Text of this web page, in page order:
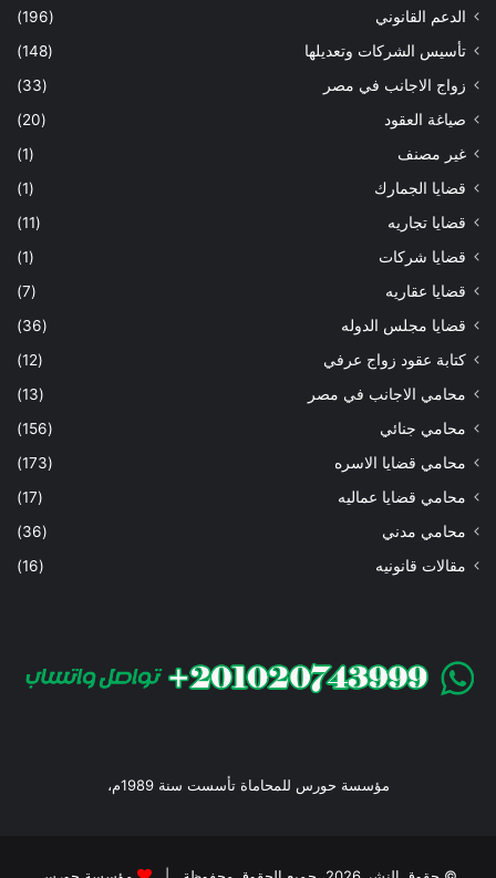
الدعم القانوني
(196)
تأسيس الشركات وتعديلها
(148)
زواج الاجانب في مصر
(33)
صياغة العقود
(20)
غير مصنف
(1)
قضايا الجمارك
(1)
قضايا تجاريه
(11)
قضايا شركات
(1)
قضايا عقاريه
(7)
قضايا مجلس الدوله
(36)
كتابة عقود زواج عرفي
(12)
محامي الاجانب في مصر
(13)
محامي جنائي
(156)
محامي قضايا الاسره
(173)
محامي قضايا عماليه
(17)
محامي مدني
(36)
مقالات قانونيه
(16)
مؤسسة حورس للمحاماة تأسست سنة 1989م،